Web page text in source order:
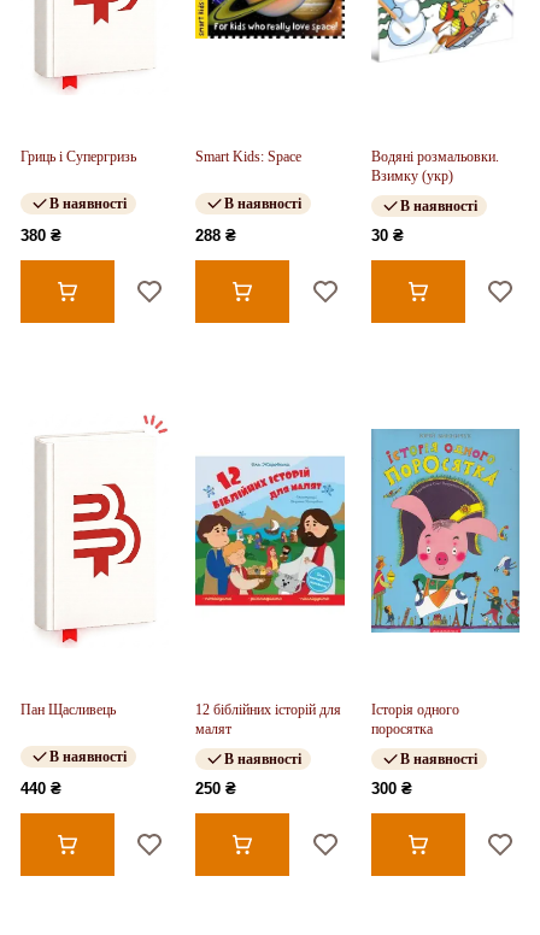
Гриць і Супергризь
В наявності
380 ₴
Smart Kids: Space
В наявності
288 ₴
Водяні розмальовки.
Взимку (укр)
В наявності
30 ₴
Пан Щасливець
В наявності
440 ₴
12 біблійних історій для
малят
В наявності
250 ₴
Історія одного
поросятка
В наявності
300 ₴